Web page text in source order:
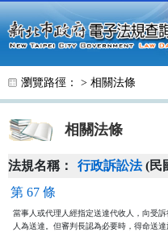
跳至主要內容
瀏覽路徑： > 相關法條
相關法條
法規名稱： 行政訴訟法(民
第 67 條
當事人或代理人經指定送達代收人，向受
人為送達。但審判長認為必要時，得命送達